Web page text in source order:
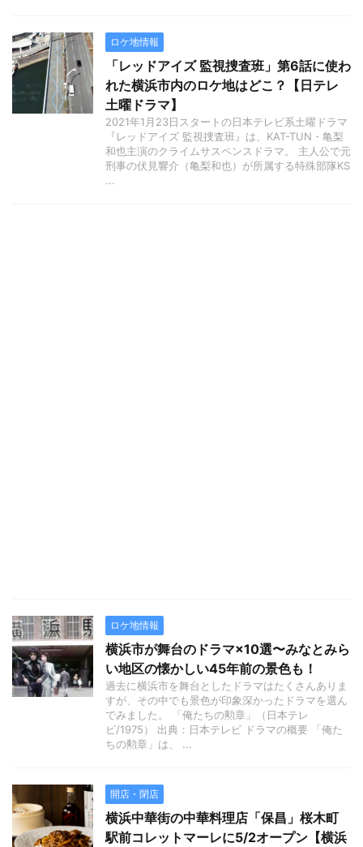
ロケ地情報
「レッドアイズ 監視捜査班」第6話に使わ
れた横浜市内のロケ地はどこ？【日テレ
土曜ドラマ】
2021年1月23日スタートの日本テレビ系土曜ドラマ
『レッドアイズ 監視捜査班』は、KAT-TUN・亀梨
和也主演のクライムサスペンスドラマ。 主人公で元
刑事の伏見響介（亀梨和也）が所属する特殊部隊KS
...
ロケ地情報
横浜市が舞台のドラマ×10選〜みなとみら
い地区の懐かしい45年前の景色も！
過去に横浜市を舞台としたドラマはたくさんありま
すが、その中でも景色が印象深かったドラマを選ん
でみました。 「俺たちの勲章」（日本テレ
ビ/1975） 出典：日本テレビ ドラマの概要 「俺た
ちの勲章」は、 ...
開店・閉店
横浜中華街の中華料理店「保昌」桜木町
駅前コレットマーレに5/2オープン【横浜